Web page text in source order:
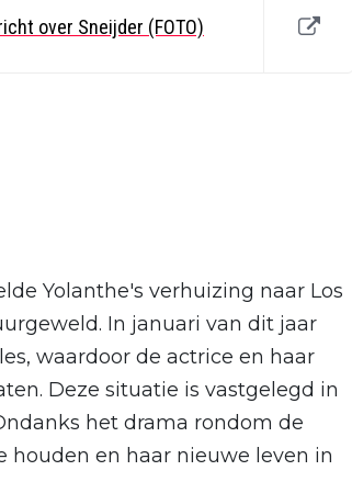
over Sneijder (FOTO)
Yolanthe's verhuizing naar Los
In januari van dit jaar
waardoor de actrice en haar
Deze situatie is vastgelegd in
het drama rondom de
houden en haar nieuwe leven in